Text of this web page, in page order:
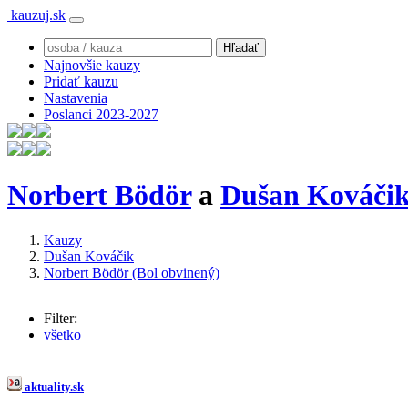
kauzuj.sk
Najnovšie kauzy
Pridať kauzu
Nastavenia
Poslanci 2023-2027
Norbert Bödöra Dušan
Kauzy
Dušan Kováčik
Norbert Bödör (Bol obvinený)
Filter:
všetko
Norbert Bödör
aktuality.sk